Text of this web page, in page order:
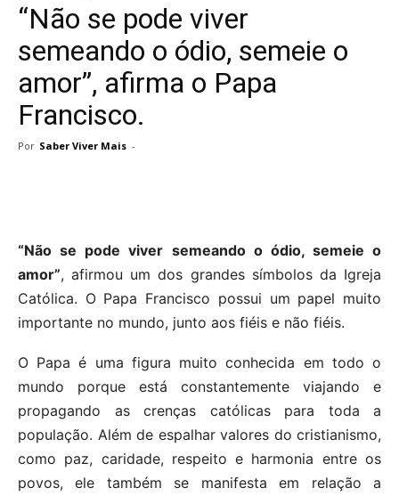
“Não se pode viver
semeando o ódio, semeie o
amor”, afirma o Papa
Francisco.
Por Saber Viver Mais -
“Não se pode viver semeando o ódio, semeie o
amor”, afirmou um dos grandes símbolos da Igreja
Católica. O Papa Francisco possui um papel muito
importante no mundo, junto aos fiéis e não fiéis.
O Papa é uma figura muito conhecida em todo o
mundo porque está constantemente viajando e
propagando as crenças católicas para toda a
população. Além de espalhar valores do cristianismo,
como paz, caridade, respeito e harmonia entre os
povos, ele também se manifesta em relação a